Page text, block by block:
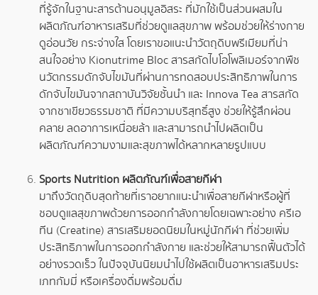
ที่รู้จักในฐานะสารต้านอนุมูลอิสระ ที่มักใช้เป็นส่วนผสมใน
ผลิตภัณฑ์อาหารเสริมที่ช่วยดูแลสุขภาพ พร้อมช่วยให้ร่างกาย
ดูอ่อนวัย กระจ่างใส โดยเราขอแนะนำวัตถุดิบพรีเมียมที่น่า
สนใจอย่าง Kionutrime Bloc สารสกัดไบโอโพลิเมอร์จากพืช
นวัตกรรมดักจับไขมันที่ผ่านการทดสอบประสิทธิภาพในการ
ดักจับไขมันจากสถาบันวิจัยชั้นนำ และ Innova Tea สารสกัด
จากชาเขียวธรรมชาติ ที่มีความบริสุทธิ์สูง ช่วยให้รู้สึกผ่อน
คลาย ลดอาการเหนื่อยล้า และสามารถนำไปผลิตเป็น
ผลิตภัณฑ์ความงามและสุขภาพได้หลากหลายรูปแบบ
Sports Nutrition ผลิตภัณฑ์เพื่อสายกีฬา
มาถึงวัตถุดิบสุดท้ายที่เราอยากแนะนำเพื่อสายกีฬาหรือผู้ที่
ชอบดูแลสุขภาพด้วยการออกกำลังกายโดยเฉพาะอย่าง ครีเอ
ทีน (Creatine) สารเสริมยอดนิยมในหมู่นักกีฬา ที่ช่วยเพิ่ม
ประสิทธิภาพในการออกกำลังกาย และช่วยให้สามารถฟื้นตัวได้
อย่างรวดเร็ว ในปัจจุบันนิยมนำไปใช้ผลิตเป็นอาหารเสริมประ
เภทกัมมี่ หรือเครื่องดื่มพร้อมดื่ม